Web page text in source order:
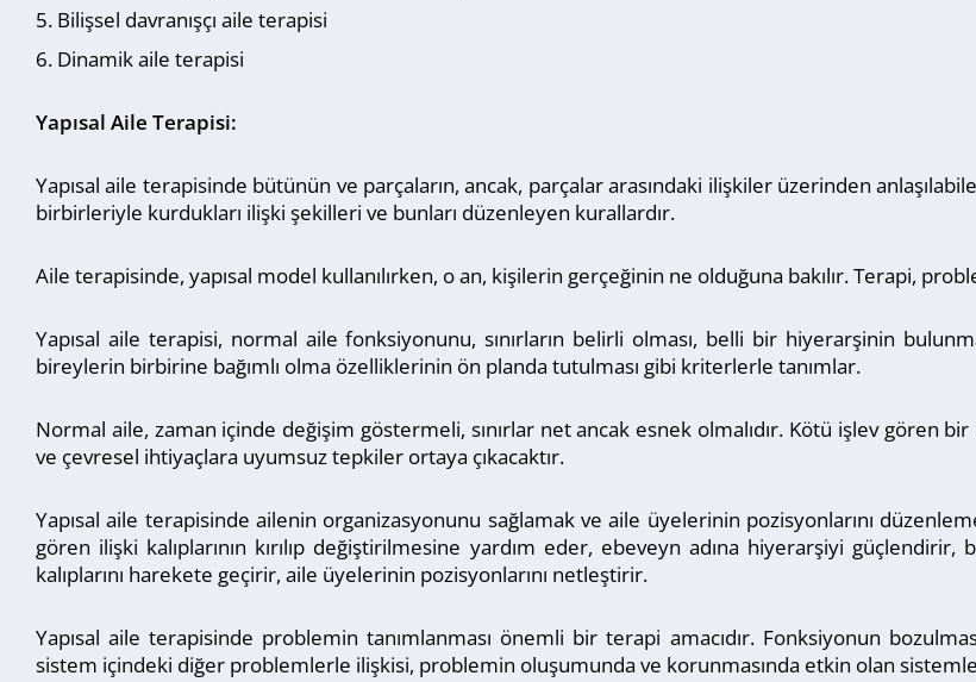
Bilişsel davranışçı aile terapisi
Dinamik aile terapisi
Yapısal Aile Terapisi:
Yapısal aile terapisinde bütünün ve parçaların, ancak, parçalar arasındaki ilişkiler üzerinden
birbirleriyle kurdukları ilişki şekilleri ve bunları düzenleyen kurallardır.
Aile terapisinde, yapısal model kullanılırken, o an, kişilerin gerçeğinin ne olduğuna bakılır. Terapi,
Yapısal aile terapisi, normal aile fonksiyonunu, sınırların belirli olması, belli bir hiyerarşinin
bireylerin birbirine bağımlı olma özelliklerinin ön planda tutulması gibi kriterlerle tanımlar.
Normal aile, zaman içinde değişim göstermeli, sınırlar net ancak esnek olmalıdır. Kötü işlev gören
ve çevresel ihtiyaçlara uyumsuz tepkiler ortaya çıkacaktır.
Yapısal aile terapisinde ailenin organizasyonunu sağlamak ve aile üyelerinin pozisyonlarını
gören ilişki kalıplarının kırılıp değiştirilmesine yardım eder, ebeveyn adına hiyerarşiyi
kalıplarını harekete geçirir, aile üyelerinin pozisyonlarını netleştirir.
Yapısal aile terapisinde problemin tanımlanması önemli bir terapi amacıdır. Fonksiyonun
sistem içindeki diğer problemlerle ilişkisi, problemin oluşumunda ve korunmasında etkin olan